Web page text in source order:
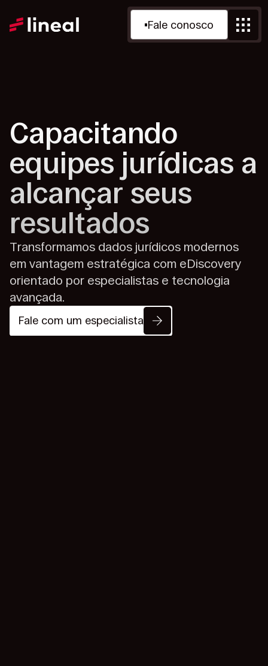
Fale conosco
Capacitando
equipes jurídicas a
alcançar seus
resultados
Fale com um especialista
Transformamos dados jurídicos modernos
em vantagem estratégica com eDiscovery
orientado por especialistas e tecnologia
avançada.